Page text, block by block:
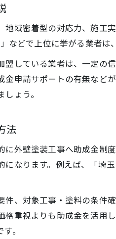
埼玉県で実践できる
外壁塗装の施工事例
住まいを守るための
外壁塗装業者選びで
域密着型の対応力、施工
などで上位に挙がる業者
している業者は、一定
申請サポートの有無など
ょう。
法
外壁塗装工事へ助成金制
なります。例えば、「埼
、対象工事・塗料の条件
重視よりも助成金を活用
。